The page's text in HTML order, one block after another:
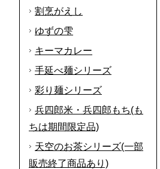
割烹がえし
ゆずの雫
キーマカレー
手延べ麺シリーズ
彩り麺シリーズ
兵四郎米・兵四郎もち(も
ちは期間限定品)
天空のお茶シリーズ(一部
販売終了商品あり)